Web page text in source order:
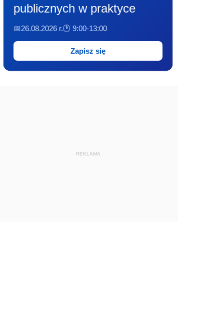
publicznych w praktyce
📅26.08.2026 r.🕐 9:00-13:00
Zapisz się
REKLAMA